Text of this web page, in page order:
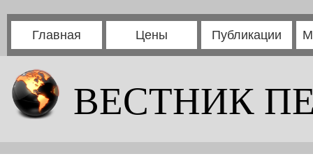
Главная Цены Публикации
ВЕСТНИК